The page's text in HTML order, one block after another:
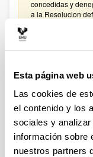
Esta página web
Las cookies de
el contenido y los
sociales y
información sobre
nuestros partners
concedidas y
a la Resolucion
CONVOCATORIA
Plazo de
El plazo para
2025 a las 14:00.
manifestar el
31 de enero de
PRESUPUESTO